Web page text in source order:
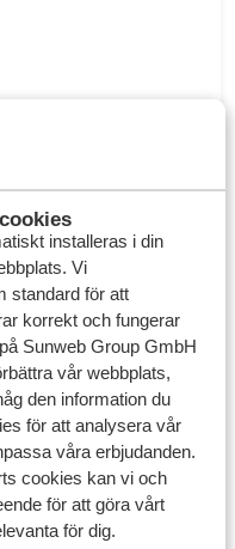
installeras i din
Vi
standard för att
korrekt och fungerar
Sunweb Group GmbH
vår webbplats,
den information du
för att analysera vår
våra erbjudanden.
cookies kan vi och
för att göra vårt
för dig.
bland de
nybörjare
lättillgänglig
alp-upplevelse
som
skidorter:
d'Arves